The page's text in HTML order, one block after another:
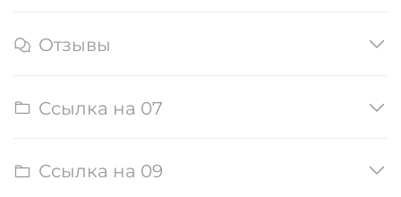
Отзывы
Ссылка на 07
Ссылка на 09